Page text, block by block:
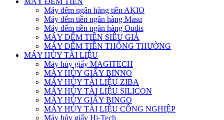
Máy đếm ngân hàng tiền AKIO
Máy đếm tiền ngân hàng Masu
Máy đếm tiền ngân hàng Oudis
MÁY ĐẾM TIỀN SIÊU GIẢ
MÁY ĐẾM TIỀN THÔNG THƯỜNG
MÁY HỦY TÀI LIỆU
Máy hủy giấy MAGITECH
MÁY HỦY GIẤY BINNO
MÁY HỦY TÀI LIỆU ZIBA
MÁY HỦY TÀI LIỆU SILICON
MÁY HỦY GIẤY BINGO
MÁY HỦY TÀI LIỆU CÔNG NGHIỆP
Máy hủy giấy Hi-Tech